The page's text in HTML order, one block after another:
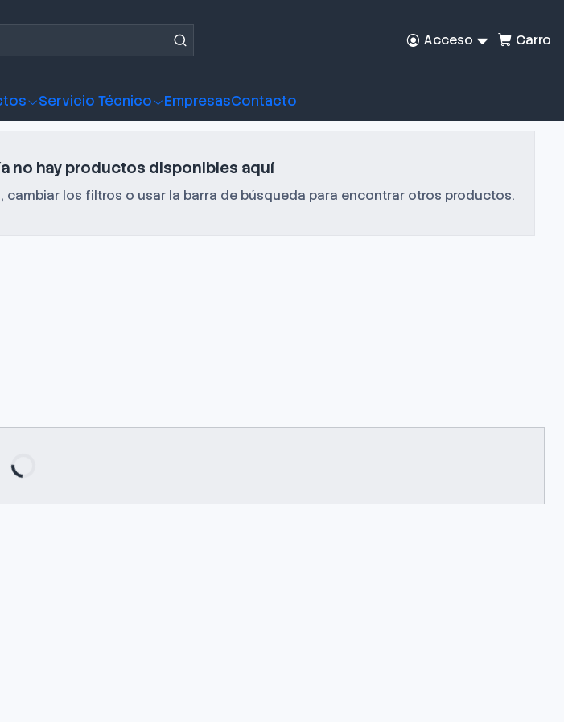
Acceso Carro
Servicio Técnico EmpresasContacto
no hay productos disponibles aquí
los filtros o usar la barra de búsqueda para encontrar otros productos.